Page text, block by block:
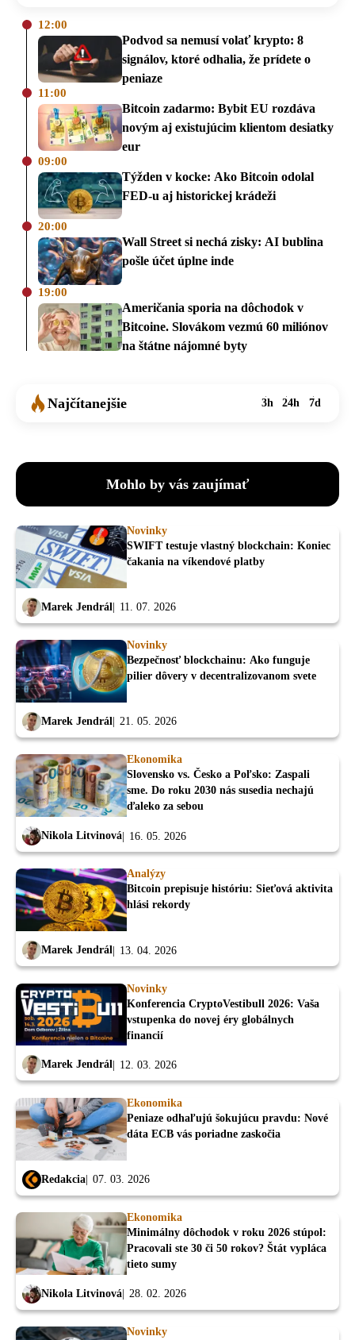
12:00
Podvod sa nemusí volať krypto: 8
signálov, ktoré odhalia, že prídete o
peniaze
11:00
Bitcoin zadarmo: Bybit EU rozdáva
novým aj existujúcim klientom desiatky
eur
09:00
Týžden v kocke: Ako Bitcoin odolal
FED-u aj historickej krádeži
20:00
Wall Street si nechá zisky: AI bublina
pošle účet úplne inde
19:00
Američania sporia na dôchodok v
Bitcoine. Slovákom vezmú 60 miliónov
na štátne nájomné byty
Najčítanejšie 3h 24h 7d
Mohlo by vás zaujímať
Novinky
SWIFT testuje vlastný blockchain: Koniec
čakania na víkendové platby
Marek Jendrál 11. 07. 2026
Novinky
Bezpečnosť blockchainu: Ako funguje
pilier dôvery v decentralizovanom svete
Marek Jendrál 21. 05. 2026
Ekonomika
Slovensko vs. Česko a Poľsko: Zaspali
sme. Do roku 2030 nás susedia nechajú
ďaleko za sebou
Nikola Litvinová 16. 05. 2026
Analýzy
Bitcoin prepisuje históriu: Sieťová aktivita
hlási rekordy
Marek Jendrál 13. 04. 2026
Novinky
Konferencia CryptoVestibull 2026: Vaša
vstupenka do novej éry globálnych
financií
Marek Jendrál 12. 03. 2026
Ekonomika
Peniaze odhaľujú šokujúcu pravdu: Nové
dáta ECB vás poriadne zaskočia
Redakcia 07. 03. 2026
Ekonomika
Minimálny dôchodok v roku 2026 stúpol:
Pracovali ste 30 či 50 rokov? Štát vypláca
tieto sumy
Nikola Litvinová 28. 02. 2026
Novinky